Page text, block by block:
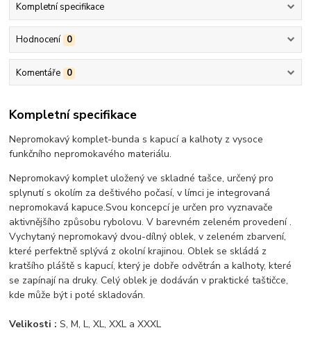
Kompletní specifikace
Hodnocení 0
Komentáře 0
Kompletní specifikace
Nepromokavý komplet-bunda s kapucí a kalhoty z vysoce
funkčního nepromokavého materiálu.
Nepromokavý komplet uložený ve skladné tašce, určený pro
splynutí s okolím za deštivého počasí, v límci je integrovaná
nepromokavá kapuce.Svou koncepcí je určen pro vyznavače
aktivnějšího způsobu rybolovu. V barevném zeleném provedení .
Vychytaný nepromokavý dvou-dílný oblek, v zeleném zbarvení,
které perfektně splývá z okolní krajinou. Oblek se skládá z
kratšího pláště s kapucí, který je dobře odvětrán a kalhoty, které
se zapínají na druky. Celý oblek je dodáván v praktické taštičce,
kde může být i poté skladován.
Velikosti : S, M, L, XL, XXL a XXXL